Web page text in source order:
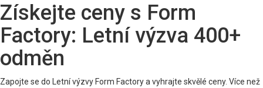
Získejte ceny s Form
Factory: Letní výzva 400+
odměn
Zapojte se do Letní výzvy Form Factory a vyhrajte skvělé ceny. Více než